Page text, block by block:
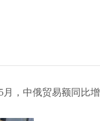
月，中俄贸易额同比增